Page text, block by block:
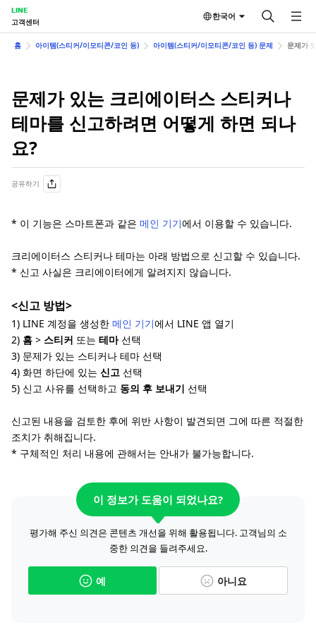
LINE
고객센터
한국어
홈 아이템(스티커/이모티콘/코인 등) 아이템(스티커/이모티콘/코인 등) 문제 문제가
문제가 있는 크리에이터스 스티커나
테마를 신고하려면 어떻게 하면 되나
요?
공유하기
* 이 기능은 스마트폰과 같은 메인 기기에서 이용할 수 있습니다.
크리에이터스 스티커나 테마는 아래 방법으로 신고할 수 있습니다.
* 신고 사실은 크리에이터에게 알려지지 않습니다.
<신고 방법>
1) LINE 계정을 생성한 메인 기기에서 LINE 앱 열기
2) 홈 > 스티커 또는 테마선택
3) 문제가 있는 스티커나 테마 선택
4) 화면 하단에 있는 신고 선택
5) 신고 사유를 선택하고 동의 후 보내기 선택
신고된 내용을 검토한 후에 위반 사항이 발견되면 그에 따른 적절한
조치가 취해집니다.
* 구체적인 처리 내용에 관해서는 안내가 불가능합니다.
이 정보가 도움이 되었나요?
평가해 주신 의견은 콘텐츠 개선을 위해 활용됩니다. 고객님의 소
중한 의견을 들려주세요.
예 아니요